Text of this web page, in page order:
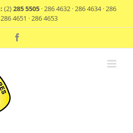
(2)285 5505 · 286 4632 · 286 4634 · 286
4651 · 286 4653